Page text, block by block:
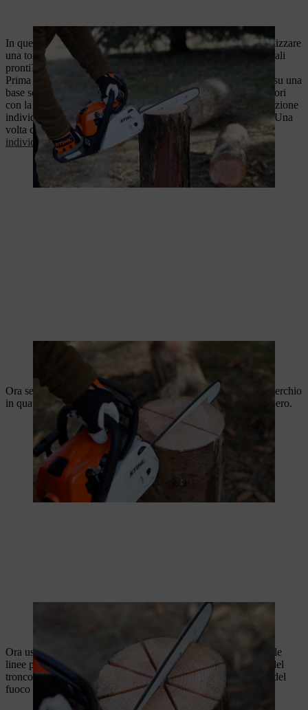
In questa guida passo dopo passo abbiamo riassunto come realizzare
una torcia svedese. Hai scelto il legno giusto e hai tutti i materiali
pronti? Bene, allora cominciamo a fare la tua torcia svedese!
Prima di segare: assicurarsi che il tronco dell'albero sia stabile su una
base solida e fissato contro il ribaltamento. Come per tutti i lavori
con la
motosega
, è obbligatorio indossare i dispositivi di protezione
individuale adeguati per ridurre al minimo il rischio di lesioni. Una
volta che il tronco è assicurato e i
dispositivi di protezione
individualesono stati indossati, si può iniziare a segare.
Ora segnare le linee per il taglio con la motosega. Dividere il cerchio
in quattro o in sei, a seconda della larghezza del tronco dell'albero.
Ora usare la
per incidere il tronco dell'albero lungo le
linee pre-tracciate. Fermarsi circa 10 - 15 cm prima della fine del
tronco. Il tronco ha bisogno di questo supporto per la stabilità del
fuoco svedese.